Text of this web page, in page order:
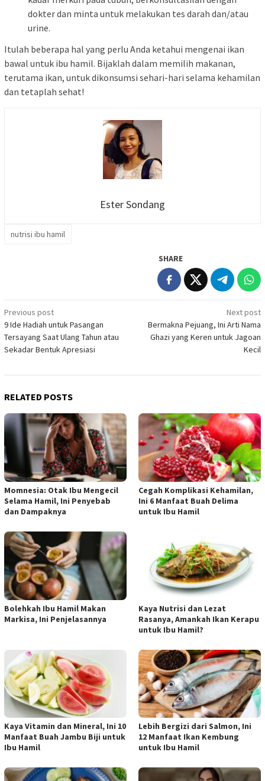
dokter dan minta untuk melakukan tes darah dan/atau
urine.
Itulah beberapa hal yang perlu Anda ketahui mengenai ikan
bawal untuk ibu hamil. Bijaklah dalam memilih makanan,
terutama ikan, untuk dikonsumsi sehari-hari selama kehamilan
dan tetaplah sehat!
Ester Sondang
nutrisi ibu hamil
SHARE
Post
navigation
Previous post
9 Ide Hadiah untuk Pasangan
Tersayang Saat Ulang Tahun atau
Sekadar Bentuk Apresiasi
Next post
Bermakna Pejuang, Ini Arti Nama
Ghazi yang Keren untuk Jagoan
Kecil
RELATED POSTS
Momnesia: Otak Ibu Mengecil
Selama Hamil, Ini Penyebab
dan Dampaknya
Cegah Komplikasi Kehamilan,
Ini 6 Manfaat Buah Delima
untuk Ibu Hamil
Bolehkah Ibu Hamil Makan
Markisa, Ini Penjelasannya
Kaya Nutrisi dan Lezat
Rasanya, Amankah Ikan Kerapu
untuk Ibu Hamil?
Kaya Vitamin dan Mineral, Ini 10
Manfaat Buah Jambu Biji untuk
Ibu Hamil
Lebih Bergizi dari Salmon, Ini
12 Manfaat Ikan Kembung
untuk Ibu Hamil